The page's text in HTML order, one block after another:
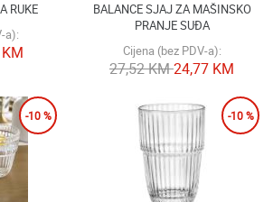
RUKE
a):
BALANCE SJAJ ZA MAŠINSKO
PRANJE SUĐA
Cijena (bez PDV-a):
27,52 KM24,77 KM
-10 % -10 %